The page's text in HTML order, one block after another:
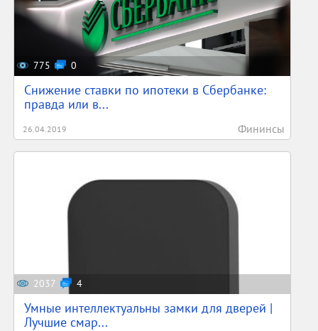
775 0
Снижение ставки по ипотеки в Сбербанке:
правда или в...
26.04.2019 Фининсы
2037 4
Умные интеллектуальны замки для дверей |
Лучшие смар...